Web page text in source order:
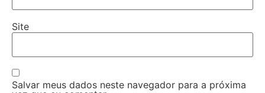
Site
Salvar meus dados neste navegador para a próxima